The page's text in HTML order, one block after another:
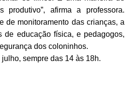
produtivo”, afirma a professora.
de monitoramento das crianças, a
de educação física, e pedagogos,
dos coloninhos.
sempre das 14 às 18h.